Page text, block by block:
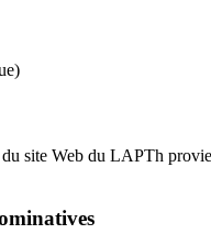
site Web du LAPTh